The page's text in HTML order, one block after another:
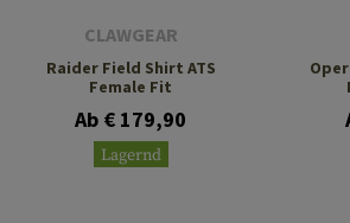
CLAWGEAR
Raider Field Shirt ATS
Female Fit
Ab € 179,90
Lagernd